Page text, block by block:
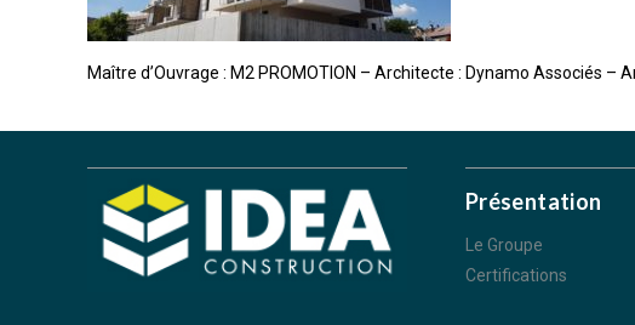
Maître d’Ouvrage : M2 PROMOTION – Architecte : Dynamo Associés –
Présentation
Le Groupe
Certifications